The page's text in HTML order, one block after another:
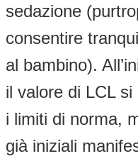
sedazione
consentire
al bambino).
il valore di LCL
i limiti di norma,
già iniziali